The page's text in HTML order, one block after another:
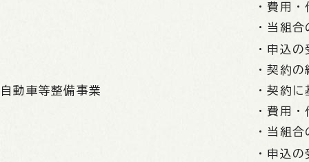
・費用
・当組
自動車等整備事業
・申込の
・契約の
・契約
・費用
・当組
・申込の